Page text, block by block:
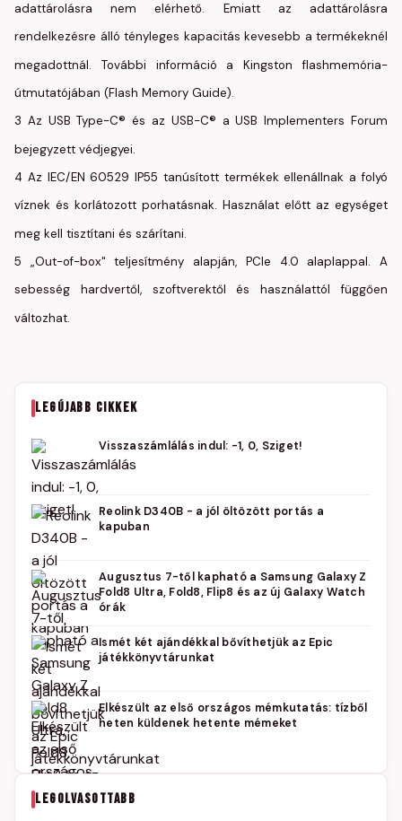
adattárolásra nem elérhető. Emiatt az adattárolásra
rendelkezésre álló tényleges kapacitás kevesebb a termékeknél
megadottnál. További információ a Kingston flashmemória-
útmutatójában (Flash Memory Guide).
3 Az USB Type-C® és az USB-C® a USB Implementers Forum
bejegyzett védjegyei.
4 Az IEC/EN 60529 IP55 tanúsított termékek ellenállnak a folyó
víznek és korlátozott porhatásnak. Használat előtt az egységet
meg kell tisztítani és szárítani.
5 „Out-of-box" teljesítmény alapján, PCIe 4.0 alaplappal. A
sebesség hardvertől, szoftverektől és használattól függően
változhat.
LEGÚJABB CIKKEK
Visszaszámlálás indul: -1, 0, Sziget!
Reolink D340B - a jól öltözött portás a
kapuban
Augusztus 7-től kapható a Samsung Galaxy Z
Fold8 Ultra, Fold8, Flip8 és az új Galaxy Watch
órák
Ismét két ajándékkal bővíthetjük az Epic
játékkönyvtárunkat
Elkészült az első országos mémkutatás: tízből
heten küldenek hetente mémeket
LEGOLVASOTTABB